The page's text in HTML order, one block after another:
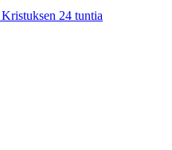
24 tuntia